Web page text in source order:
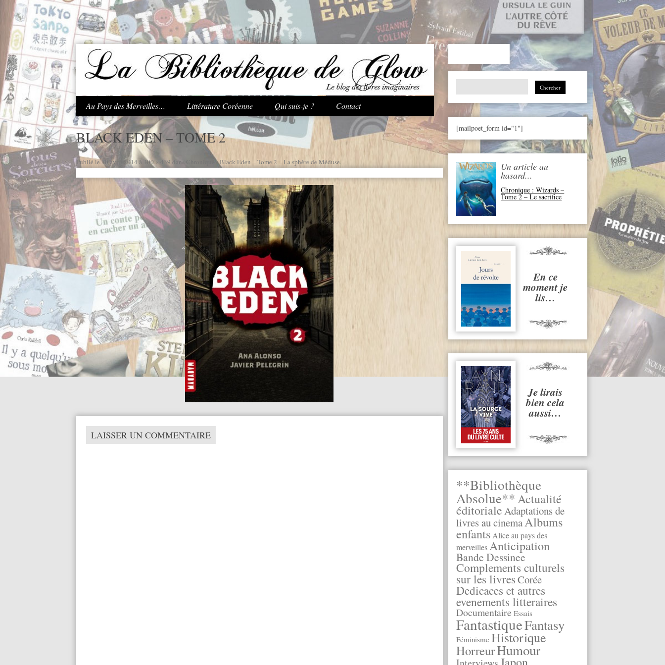
.
Aller au contenu principal
Au Pays des Merveilles… Littérature Coréenne Qui suis-je ? Contact
Search
[mailpoet_form id="1"]
Un article au
hasard...
Chronique : Wizards –
Tome 2 – Le sacrifice
En ce
moment je
lis…
Je lirais
bien cela
aussi…
**Bibliothèque
Absolue**Actualité
éditorialeAdaptations de
livres au cinemaAlbums
enfantsAlice au pays des
merveillesAnticipation
Bande Dessinee
Complements culturels
sur les livresCorée
Dedicaces et autres
evenements litteraires
Documentaire Essais
FantastiqueFantasy
Féminisme Historique
HorreurHumour
BLACK EDEN – TOME 2
Publié le10 avril 2014 à 300 × 439 dans Chronique : Black Eden – Tome 2 – La sphère de Méduse.
LAISSER UN COMMENTAIRE